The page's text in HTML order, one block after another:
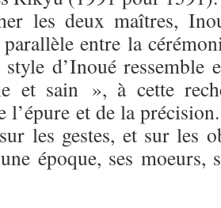
les deux maîtres,
entre la
d’Inoué ressemble
et sain », à cette
l’épure et de la
les gestes, et sur les
époque, ses moeurs,